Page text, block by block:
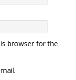
browser for the